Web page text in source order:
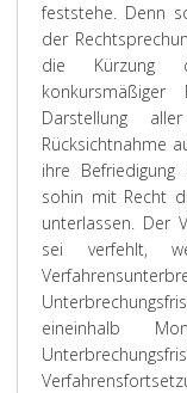
feststehe. Denn
der
die Kürzung
konkursmäßiger
Darstellung
Rücksichtnahme
ihre
sohin mit Recht
unterlassen. Der
sei verfehlt,
eineinhalb